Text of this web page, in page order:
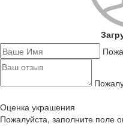
Оценка украшения
Пожалуйста, заполните поле